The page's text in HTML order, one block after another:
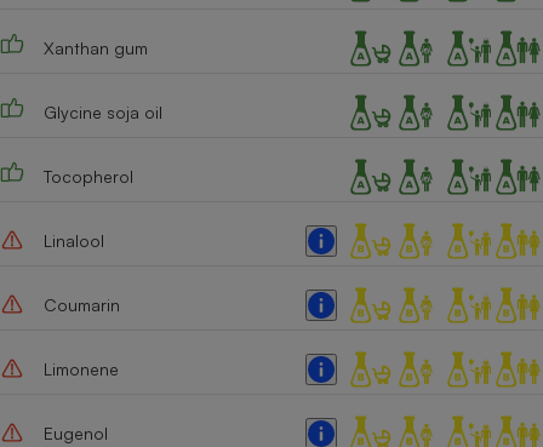
Xanthan gum
Glycine soja oil
Tocopherol
Linalool
Coumarin
Limonene
Eugenol